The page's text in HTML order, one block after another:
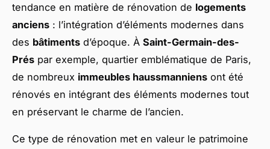
tendance en matière de rénovation de logements
anciens : l’intégration d’éléments modernes dans
des bâtiments d’époque. À Saint-Germain-des-
Prés par exemple, quartier emblématique de Paris,
de nombreux immeubles haussmanniens ont été
rénovés en intégrant des éléments modernes tout
en préservant le charme de l’ancien.
Ce type de rénovation met en valeur le patrimoine